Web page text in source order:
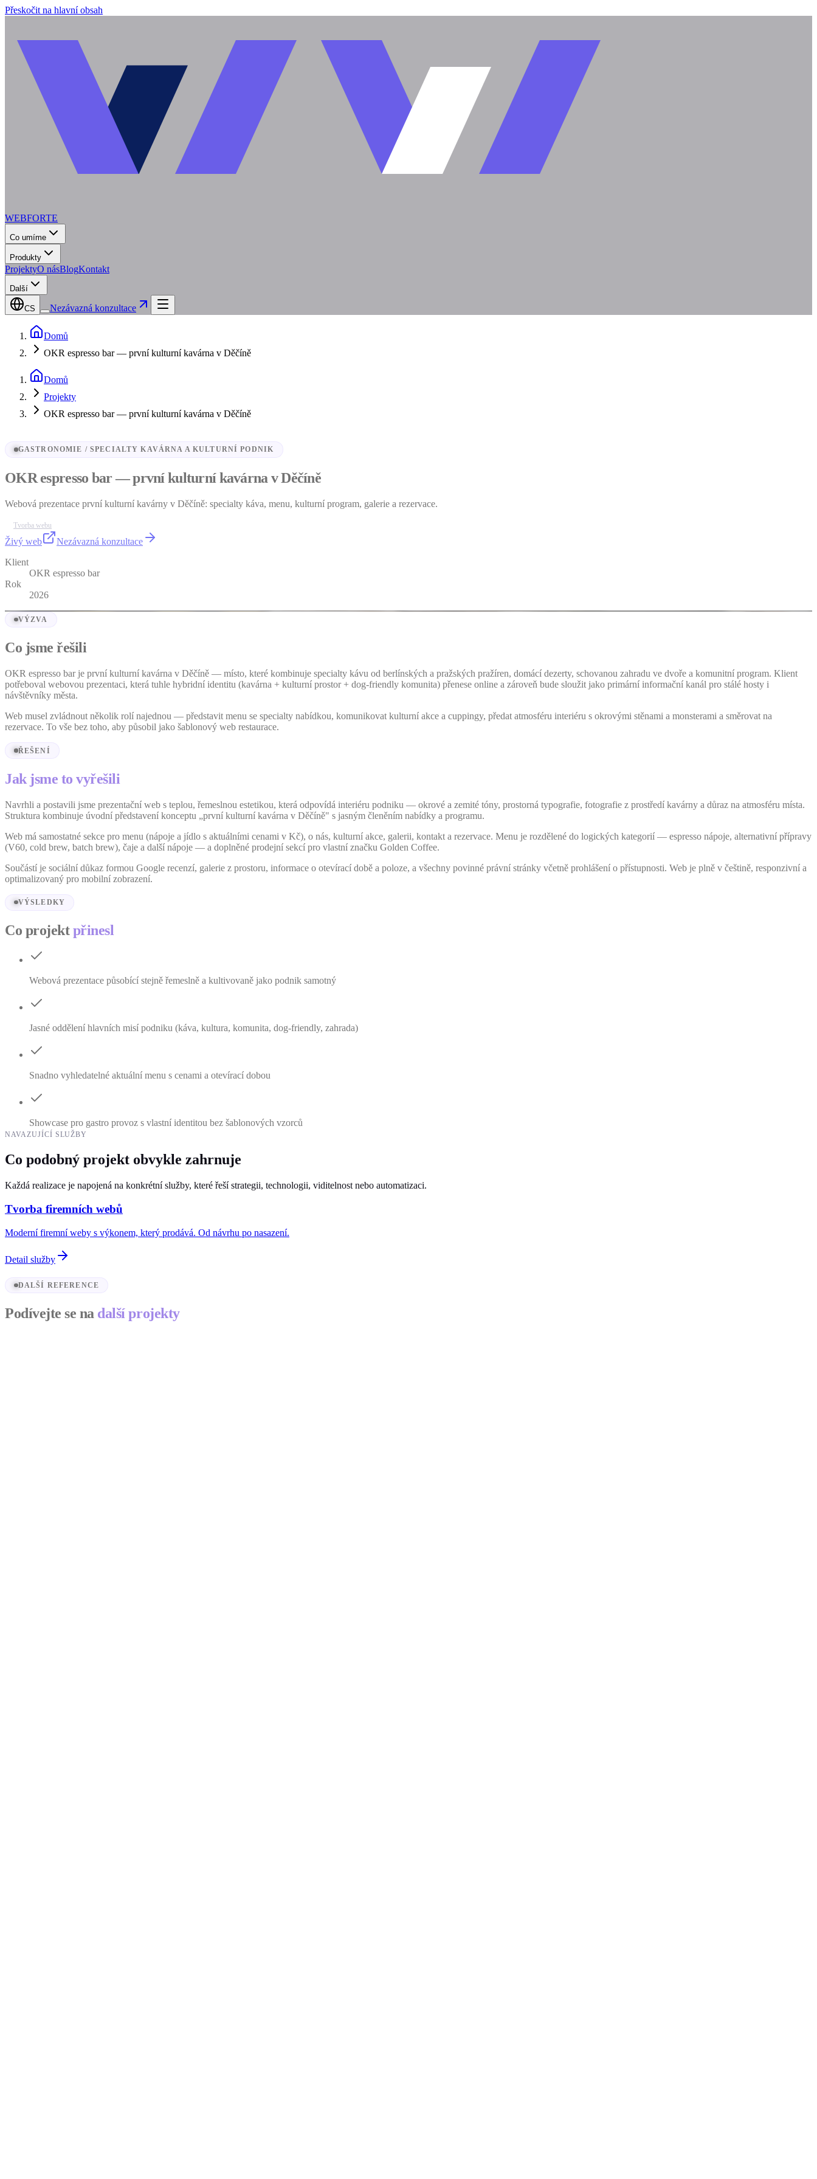
Přeskočit na hlavní obsah
WEBFORTE
Co umíme
Produkty
ProjektyO násBlogKontakt
Další
CS Nezávazná konzultace
Domů
OKR espresso bar — první kulturní kavárna v Děčíně
Domů
Projekty
OKR espresso bar — první kulturní kavárna v Děčíně
GASTRONOMIE / SPECIALTY KAVÁRNA A KULTURNÍ PODNIK
OKR espresso bar — první kulturní kavárna v Děčíně
Webová prezentace první kulturní kavárny v Děčíně: specialty káva, menu, kulturní program, galerie a rezervace.
Tvorba webu
Živý web
Nezávazná konzultace
Klient
OKR espresso bar
Rok
2026
VÝZVA
Co jsme řešili
OKR espresso bar je první kulturní kavárna v Děčíně — místo, které kombinuje specialty kávu od berlínských a pražských pražíren, domácí dezerty, schovanou zahradu ve dvoře a komunitní program. Klient
potřeboval webovou prezentaci, která tuhle hybridní identitu (kavárna + kulturní prostor + dog-friendly komunita) přenese online a zároveň bude sloužit jako primární informační kanál pro stálé hosty i
návštěvníky města.
Web musel zvládnout několik rolí najednou — představit menu se specialty nabídkou, komunikovat kulturní akce a cuppingy, předat atmosféru interiéru s okrovými stěnami a monsterami a směrovat na
rezervace. To vše bez toho, aby působil jako šablonový web restaurace.
ŘEŠENÍ
Jak jsme to vyřešili
Navrhli a postavili jsme prezentační web s teplou, řemeslnou estetikou, která odpovídá interiéru podniku — okrové a zemité tóny, prostorná typografie, fotografie z prostředí kavárny a důraz na atmosféru místa.
Struktura kombinuje úvodní představení konceptu „první kulturní kavárna v Děčíně" s jasným členěním nabídky a programu.
Web má samostatné sekce pro menu (nápoje a jídlo s aktuálními cenami v Kč), o nás, kulturní akce, galerii, kontakt a rezervace. Menu je rozdělené do logických kategorií — espresso nápoje, alternativní přípravy
(V60, cold brew, batch brew), čaje a další nápoje — a doplněné prodejní sekcí pro vlastní značku Golden Coffee.
Součástí je sociální důkaz formou Google recenzí, galerie z prostoru, informace o otevírací době a poloze, a všechny povinné právní stránky včetně prohlášení o přístupnosti. Web je plně v češtině, responzivní a
optimalizovaný pro mobilní zobrazení.
VÝSLEDKY
Co projekt přinesl
Webová prezentace působící stejně řemeslně a kultivovaně jako podnik samotný
Jasné oddělení hlavních misí podniku (káva, kultura, komunita, dog-friendly, zahrada)
Snadno vyhledatelné aktuální menu s cenami a otevírací dobou
Showcase pro gastro provoz s vlastní identitou bez šablonových vzorců
NAVAZUJÍCÍ SLUŽBY
Co podobný projekt obvykle zahrnuje
Každá realizace je napojená na konkrétní služby, které řeší strategii, technologii, viditelnost nebo automatizaci.
Tvorba firemních webů
Moderní firemní weby s výkonem, který prodává. Od návrhu po nasazení.
Detail služby
DALŠÍ REFERENCE
Podívejte se na další projekty